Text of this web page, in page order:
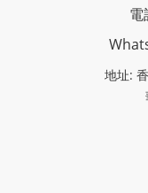
電
地址:
華